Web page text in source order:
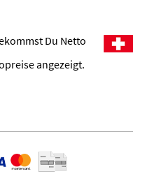
Du Netto
angezeigt.